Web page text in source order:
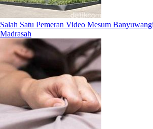
Salah Satu Pemeran Video Mesum
Madrasah